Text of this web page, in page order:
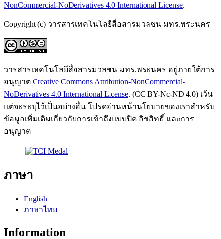
NonCommercial-NoDerivatives 4.0 International License.
Copyright (c) วารสารเทคโนโลยีสื่อสารมวลชน มทร.พระนคร
วารสารเทคโนโลยีสื่อสารมวลชน มทร.พระนคร อยู่ภายใต้การ
อนุญาต Creative Commons Attribution-NonCommercial-
NoDerivatives 4.0 International License. (CC BY-Nc-ND 4.0) เว้น
แต่จะระบุไว้เป็นอย่างอื่น โปรดอ่านหน้านโยบายของเราสำหรับ
ข้อมูลเพิ่มเติมเกี่ยวกับการเข้าถึงแบบปิด ลิขสิทธิ์ และการ
อนุญาต
ภาษา
English
ภาษาไทย
Information